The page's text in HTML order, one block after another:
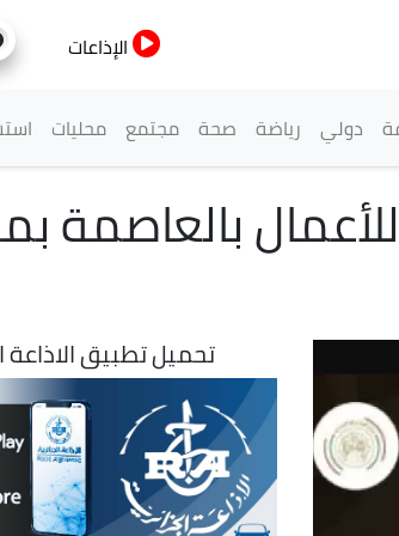
الإذاعات
دولي رياضة صحة مجتمع محليات
بالعاصمة
تحميل تطبيق الاذاعة